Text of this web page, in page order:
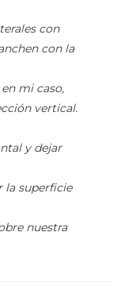
con
con la
mi caso,
vertical.
y dejar
la superficie
nuestra